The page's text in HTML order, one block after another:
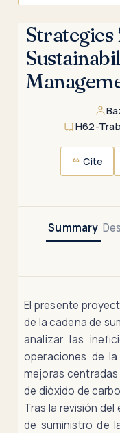
H62-
Cite
Summary
El presente
de la cadena de
analizar las
operaciones de
mejoras
de dióxido de
Tras la revisión
de suministro de